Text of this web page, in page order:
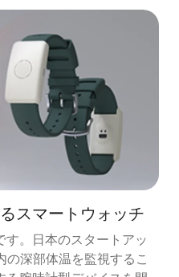
スマートウォッチ
。日本のスタートアッ
深部体温を監視するこ